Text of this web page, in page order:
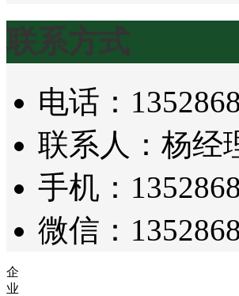
联系方式
电话：
联系人：杨经
手机：
微信：
企
业